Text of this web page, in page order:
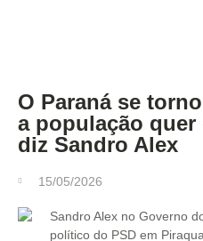
O Paraná se
a população
diz Sandro Alex
15/05/2026